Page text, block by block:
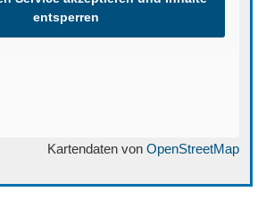
entsperren
Kartendaten von OpenStreetMap